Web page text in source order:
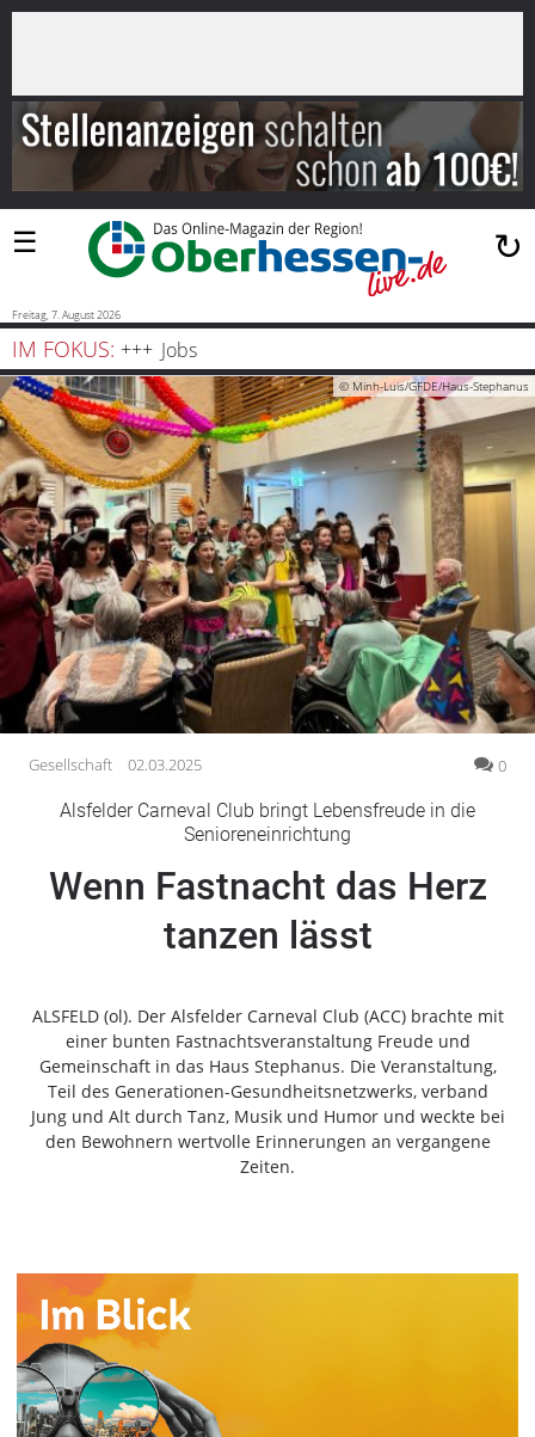
Suchen
Startseite
Blaulicht
Sport
Politik
Bauen
und
Wohnen
Freizeit
Gesellschaft
Gesundheit
Kultur
Lifestyle
Wirtschaft
Vogelsberg
Alsfeld
Lauterbach
Romrod
Homberg
Antrifttal
Feldatal
Freiensteinau
Gemünden
Grebenau
Lautertal
Mücke
Schwalmtal
Ulrichstein
Wartenberg
×
☰ ↻
Freitag, 7. August 2026
IM FOKUS: Jobs
© Minh-Luis/GFDE/Haus-Stephanus
Gesellschaft 02.03.2025 0
Alsfelder Carneval Club bringt Lebensfreude in die
Senioreneinrichtung
Wenn Fastnacht das Herz
tanzen lässt
ALSFELD (ol). Der Alsfelder Carneval Club (ACC) brachte mit
einer bunten Fastnachtsveranstaltung Freude und
Gemeinschaft in das Haus Stephanus. Die Veranstaltung,
Teil des Generationen-Gesundheitsnetzwerks, verband
Jung und Alt durch Tanz, Musik und Humor und weckte bei
den Bewohnern wertvolle Erinnerungen an vergangene
Zeiten.